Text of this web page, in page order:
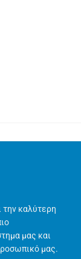
καλύτερη
μας και
μας.